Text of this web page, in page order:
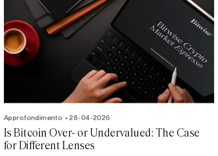
Approfondimento 28-04-2026
Is Bitcoin Over- or Undervalued: The Case
for Different Lenses